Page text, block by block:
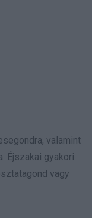
valamint
Éjszakai gyakori
vagy